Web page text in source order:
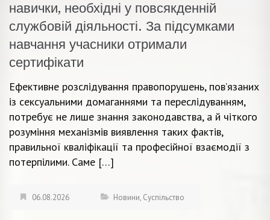
навички, необхідні у повсякденній
службовій діяльності. За підсумками
навчання учасники отримали
сертифікати
Ефективне розслідування правопорушень, пов’язаних
із сексуальними домаганнями та переслідуванням,
потребує не лише знання законодавства, а й чіткого
розуміння механізмів виявлення таких фактів,
правильної кваліфікації та професійної взаємодії з
потерпілими. Саме […]
06.08.2026 Новини, Суспільство